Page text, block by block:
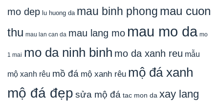
mo dep lu huong da mau binh phong mau cuon
thu mau lan can da mau lang mo mau mo da mo
1 mai mo da ninh binh mo da xanh reu mẫu
mộ xanh rêu mồ đá mộ xanh rêu mộ đá xanh
mộ đá đẹp sửa mộ đá tac mon da xay lang